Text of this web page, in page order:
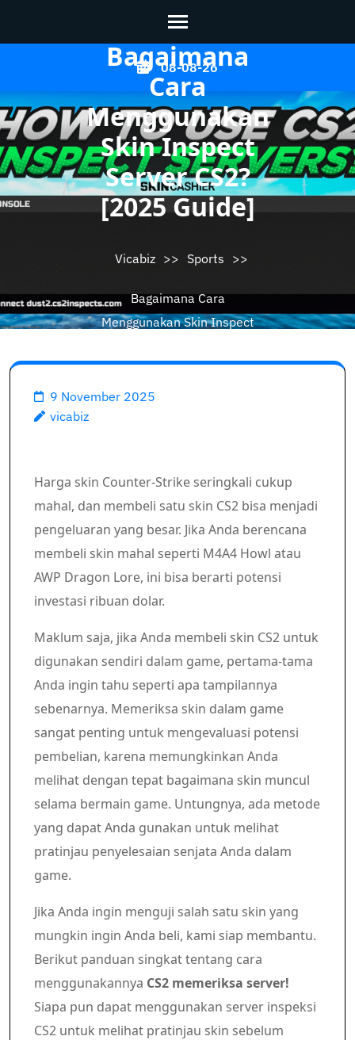
content
(Press
Enter)
08-08-26
Bagaimana
Cara
Menggunakan
Skin Inspect
Server CS2?
[2025 Guide]
Vicabiz >> Sports >>
Bagaimana Cara
Menggunakan Skin Inspect
9 November 2025
vicabiz
Harga skin Counter-Strike seringkali cukup
mahal, dan membeli satu skin CS2 bisa menjadi
pengeluaran yang besar. Jika Anda berencana
membeli skin mahal seperti M4A4 Howl atau
AWP Dragon Lore, ini bisa berarti potensi
investasi ribuan dolar.
Maklum saja, jika Anda membeli skin CS2 untuk
digunakan sendiri dalam game, pertama-tama
Anda ingin tahu seperti apa tampilannya
sebenarnya. Memeriksa skin dalam game
sangat penting untuk mengevaluasi potensi
pembelian, karena memungkinkan Anda
melihat dengan tepat bagaimana skin muncul
selama bermain game. Untungnya, ada metode
yang dapat Anda gunakan untuk melihat
pratinjau penyelesaian senjata Anda dalam
game.
Jika Anda ingin menguji salah satu skin yang
mungkin ingin Anda beli, kami siap membantu.
Berikut panduan singkat tentang cara
menggunakannya CS2 memeriksa server!
Siapa pun dapat menggunakan server inspeksi
CS2 untuk melihat pratinjau skin sebelum